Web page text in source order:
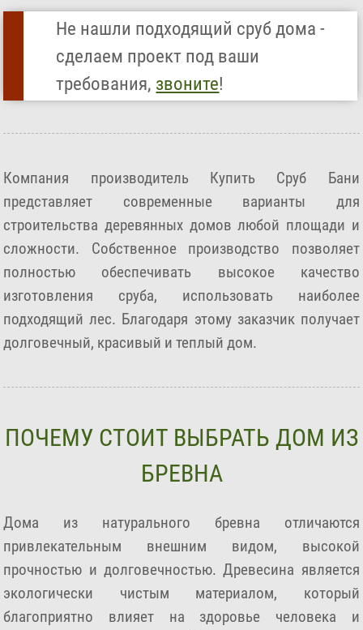
Не нашли подходящий сруб дома -
сделаем проект под ваши
требования, звоните!
Компания производитель Купить Сруб Бани
представляет современные варианты для
строительства деревянных домов любой площади и
сложности. Собственное производство позволяет
полностью обеспечивать высокое качество
изготовления сруба, использовать наиболее
подходящий лес. Благодаря этому заказчик получает
долговечный, красивый и теплый дом.
ПОЧЕМУ СТОИТ ВЫБРАТЬ ДОМ ИЗ
БРЕВНА
Дома из натурального бревна отличаются
привлекательным внешним видом, высокой
прочностью и долговечностью. Древесина является
экологически чистым материалом, который
благоприятно влияет на здоровье человека и